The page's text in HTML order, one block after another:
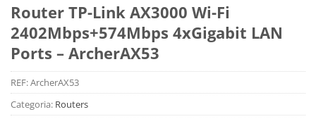
Router TP-Link AX3000 Wi-Fi
2402Mbps+574Mbps 4xGigabit LAN
Ports – ArcherAX53
REF:ArcherAX53
Categoria: Routers